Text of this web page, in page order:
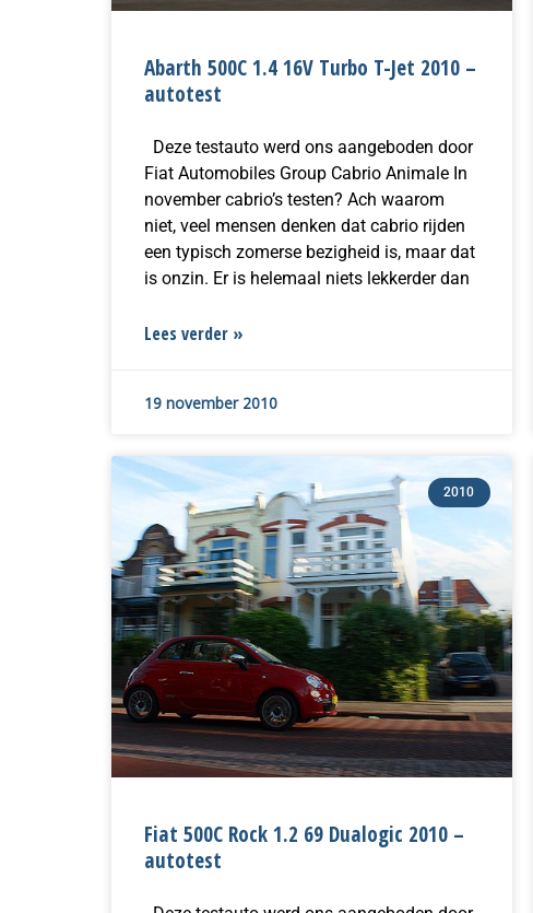
Abarth 500C 1.4 16V Turbo T-Jet 2010 –
autotest
Deze testauto werd ons aangeboden door
Fiat Automobiles Group Cabrio Animale In
november cabrio’s testen? Ach waarom
niet, veel mensen denken dat cabrio rijden
een typisch zomerse bezigheid is, maar dat
is onzin. Er is helemaal niets lekkerder dan
Lees verder »
19 november 2010
2010
Fiat 500C Rock 1.2 69 Dualogic 2010 –
autotest